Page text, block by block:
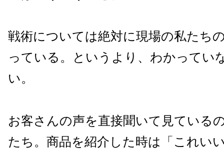
戦術については絶対に現場の私たち
っている。というより、わかってい
い。
お客さんの声を直接聞いて見ている
たち。商品を紹介した時は「これい